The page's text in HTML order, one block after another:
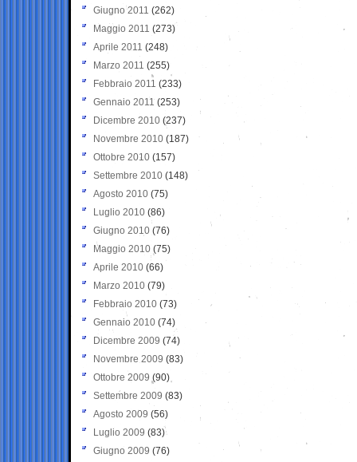
Giugno 2011 (262)
Maggio 2011 (273)
Aprile 2011 (248)
Marzo 2011 (255)
Febbraio 2011 (233)
Gennaio 2011 (253)
Dicembre 2010 (237)
Novembre 2010 (187)
Ottobre 2010 (157)
Settembre 2010 (148)
Agosto 2010 (75)
Luglio 2010 (86)
Giugno 2010 (76)
Maggio 2010 (75)
Aprile 2010 (66)
Marzo 2010 (79)
Febbraio 2010 (73)
Gennaio 2010 (74)
Dicembre 2009 (74)
Novembre 2009 (83)
Ottobre 2009 (90)
Settembre 2009 (83)
Agosto 2009 (56)
Luglio 2009 (83)
Giugno 2009 (76)